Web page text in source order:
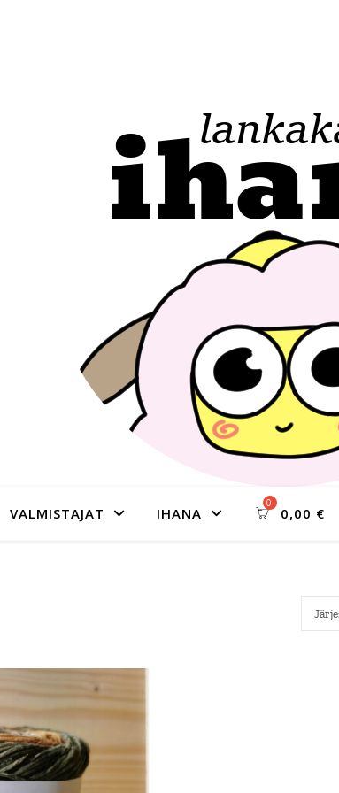
VALMISTAJAT IHANA 0,00 €